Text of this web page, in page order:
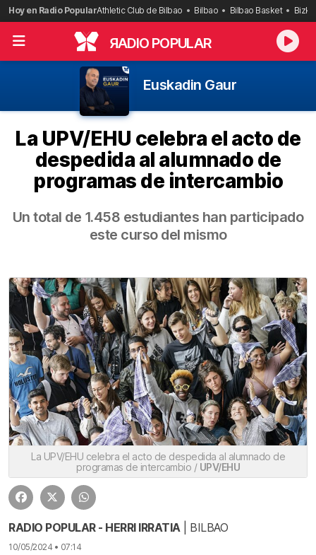
Saltar
al
contenido
Hoy en Radio PopularAthletic Club de Bilbao Bilbao Bilbao Basket
RADIO POPULAR
Euskadin Gaur
La UPV/EHU celebra el acto de
despedida al alumnado de
programas de intercambio
Un total de 1.458 estudiantes han participado
este curso del mismo
La UPV/EHU celebra el acto de despedida al alumnado de
programas de intercambio / UPV/EHU
RADIO POPULAR - HERRI IRRATIA| BILBAO
10/05/2024 • 07:14